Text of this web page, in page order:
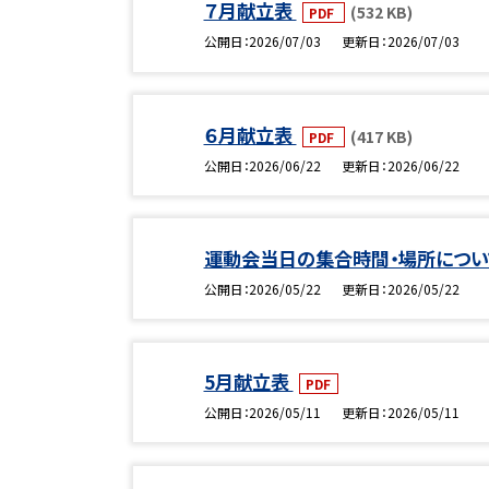
７月献立表 PDF (532 KB)
公開日 2026/07/03 更新日 2026/07/03
６月献立表 PDF (417 KB)
公開日 2026/06/22 更新日 2026/06/22
運動会当日の集合時間・場所につ
公開日 2026/05/22 更新日 2026/05/22
5月献立表
PDF
公開日 2026/05/11 更新日 2026/05/11